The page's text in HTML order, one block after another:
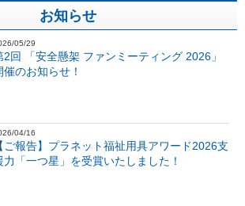
お知らせ
05/29
2回 「安全懸架 ファンミーティング 2026」
催のお知らせ！
04/16
ご報告】プラネット福祉用具アワード2026支
力「一つ星」を受賞いたしました！